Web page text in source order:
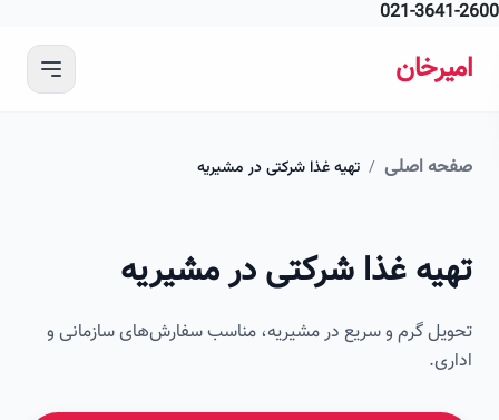
021-
اصلی / تهیه غذا شرکتی در مشیریه
غذا شرکتی در مشیریه
گرم و سریع در مشیریه، مناسب سفارش‌های سازمانی و
تصویر این صفحه به زودی اضافه می‌شود